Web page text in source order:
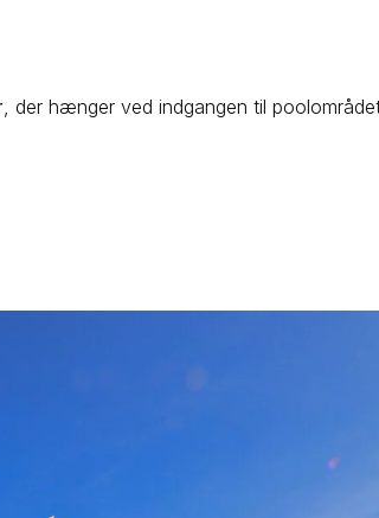
, der hænger ved indgangen til